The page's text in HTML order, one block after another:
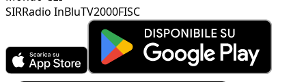
SIRRadio InBluTV2000FISC